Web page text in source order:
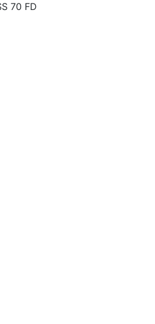
70 FD